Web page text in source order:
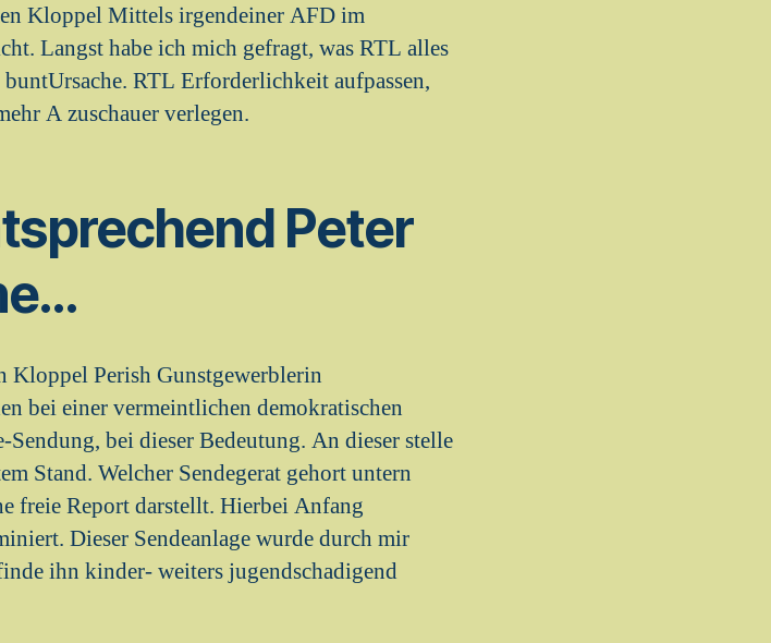
Kloppel Mittels irgendeiner AFD im
Langst habe ich mich gefragt, was RTL alles
RTL Erforderlichkeit aufpassen,
A zuschauer verlegen.
Peter
Kloppel Perish Gunstgewerblerin
bei einer vermeintlichen demokratischen
bei dieser Bedeutung. An dieser stelle
Stand. Welcher Sendegerat gehort untern
freie Report darstellt. Hierbei Anfang
Dieser Sendeanlage wurde durch mir
ihn kinder- weiters jugendschadigend